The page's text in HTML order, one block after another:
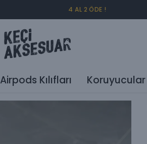
Airpods Kılıfları Koruyucular